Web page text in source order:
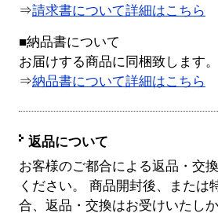
⇒請求書について詳細はこちら
■納品書について
お届けする商品に同梱致します。
⇒納品書について詳細はこちら
返品について
お客様のご都合による返品・交
ください。 商品開封後、または
合、返品・交換はお受けいたし